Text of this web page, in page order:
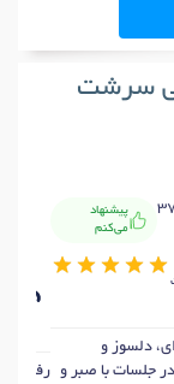
سرشت
پیشنهاد
می‌کنم
دلسوز و
جلسات با صبر و
رفتار